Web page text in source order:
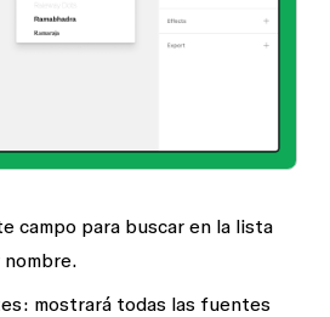
campo para buscar en la lista
mostrará todas las fuentes